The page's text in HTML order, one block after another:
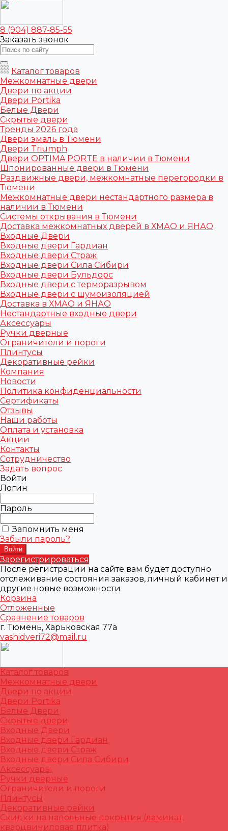
8 (904) 887-85-55
Заказать звонок
Каталог товаров
Межкомнатные двери
Двери по акции
Двери Portika
Белые Двери
Скрытые двери
Тренды 2026 года
Двери эмаль в Тюмени
Двери Triumph
Двери OPTIMA PORTE в наличии в Тюмени
Шпонированные двери в Тюмени
Раздвижные двери, межкомнатные перегородки в
Тюмени
Межкомнатные двери нестандартного размера в
наличии в Тюмени
Системы открывания в Тюмени
Доставка межкомнатных дверей в ХМАО и ЯНАО
Входные Двери
Входные двери Гардиан
Входные двери Страж
Входные двери Сила Сибири
Входные двери Бульдорс
Входные двери с терморазрывом
Входные двери с шумоизоляцией
Доставка в ХМАО и ЯНАО
Нестандартные входные двери
Аксессуары
Ручки дверные
Ограничители и пороги
Плинтусы
Декоративные рейки
Компания
Новости
Политика конфиденциальности
Сертификаты
Отзывы
Наши работы
Оплата и установка
Акции
Контакты
Сотрудничество
Задать вопрос
Войти
Логин
Пароль
Запомнить меня
Забыли пароль?
Зарегистрироваться
После регистрации на сайте вам будет доступно
отслеживание состояния заказов, личный кабинет и
другие новые возможности
Корзина
Отложенные
Сравнение товаров
г. Тюмень, Харьковская 77а
vashidveri72@mail.ru
Каталог товаров
Межкомнатные двери
Двери по акции
Двери Portika
Белые Двери
Скрытые двери
Входные Двери
Входные двери Гардиан
Входные двери Страж
Входные двери Сила Сибири
Аксессуары
Ручки дверные
Ограничители и пороги
Плинтусы
Декоративные рейки
Скидки на напольные покрытия (ламинат,
кварцвиниловая плитка)